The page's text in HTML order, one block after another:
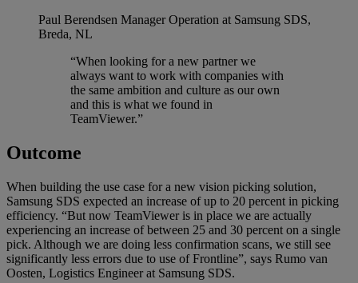
Paul Berendsen Manager Operation at Samsung SDS,
Breda, NL
“When looking for a new partner we
always want to work with companies with
the same ambition and culture as our own
and this is what we found in
TeamViewer.”
Outcome
When building the use case for a new vision picking solution,
Samsung SDS expected an increase of up to 20 percent in picking
efficiency. “But now TeamViewer is in place we are actually
experiencing an increase of between 25 and 30 percent on a single
pick. Although we are doing less confirmation scans, we still see
significantly less errors due to use of Frontline”, says Rumo van
Oosten, Logistics Engineer at Samsung SDS.